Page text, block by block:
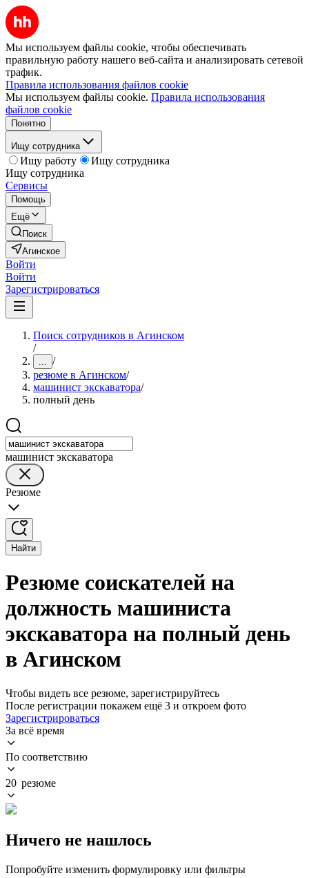
Мы используем файлы cookie, чтобы обеспечивать
правильную работу нашего веб-сайта и анализировать сетевой
трафик.
Правила использования файлов cookie
Мы используем файлы cookie. Правила использования
файлов cookie
Понятно
Ищу сотрудника
Ищу работу
Ищу сотрудника
Ищу сотрудника
Сервисы
Помощь
Ещё
Поиск
Агинское
Войти
Войти
Зарегистрироваться
Поиск сотрудников в Агинском
/
... /
резюме в Агинском/
машинист экскаватора/
полный день
машинист экскаватора
Резюме
Найти
Резюме соискателей на
должность машиниста
экскаватора на полный день
в Агинском
Чтобы видеть все резюме, зарегистрируйтесь
После регистрации покажем ещё 3 и откроем фото
Зарегистрироваться
За всё время
По соответствию
20 резюме
Ничего не нашлось
Попробуйте изменить формулировку или фильтры